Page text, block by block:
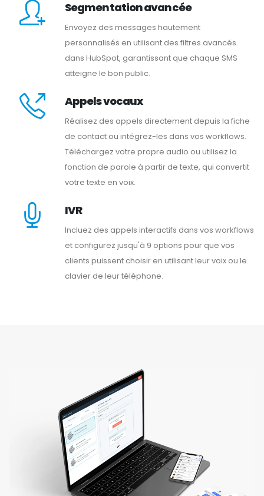
Segmentation avancée
Envoyez des messages hautement
personnalisés en utilisant des filtres avancés
dans HubSpot, garantissant que chaque SMS
atteigne le bon public.
Appels vocaux
Réalisez des appels directement depuis la fiche
de contact ou intégrez-les dans vos workflows.
Téléchargez votre propre audio ou utilisez la
fonction de parole à partir de texte, qui convertit
votre texte en voix.
IVR
Incluez des appels interactifs dans vos workflows
et configurez jusqu'à 9 options pour que vos
clients puissent choisir en utilisant leur voix ou le
clavier de leur téléphone.